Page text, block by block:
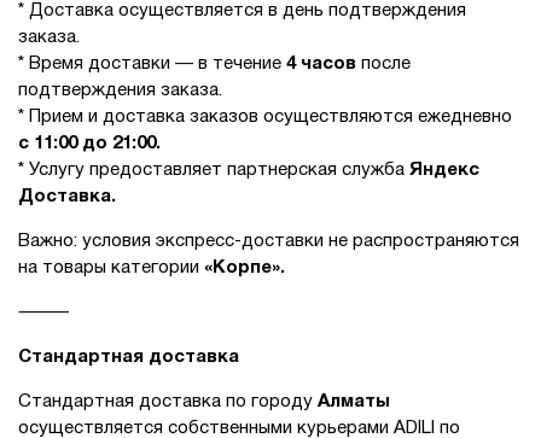
* Доставка осуществляется в день подтверждения
заказа.
* Время доставки — в течение 4 часов после
подтверждения заказа.
* Прием и доставка заказов осуществляются ежедневно
с 11:00 до 21:00.
* Услугу предоставляет партнерская служба Яндекс
Доставка.
Важно: условия экспресс-доставки не распространяются
на товары категории «Корпе».
⸻
Стандартная доставка
Стандартная доставка по городу Алматы
осуществляется собственными курьерами ADILI по